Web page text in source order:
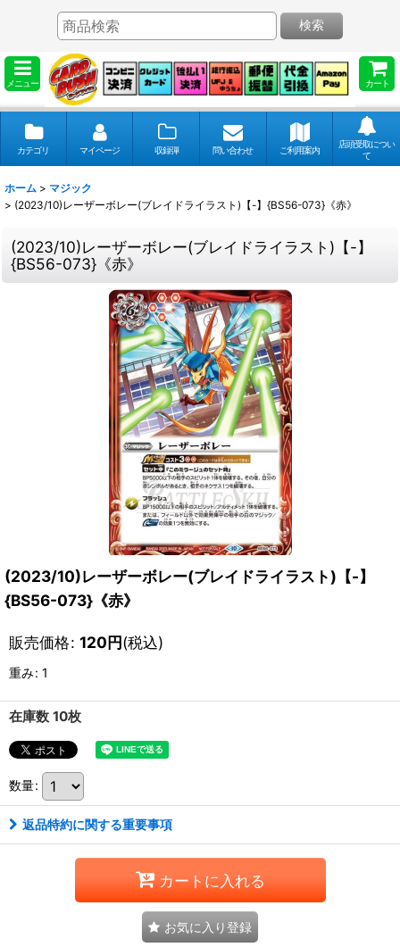
メニュー カート
検索
カテゴリ マイページ 収録弾 問い合わせ ご利用案内
店頭受取につい
て
ホーム > マジック
> (2023/10)レーザーボレー(ブレイドライラスト)【-】{BS56-073}《赤》
(2023/10)レーザーボレー(ブレイドライラスト)【-】
{BS56-073}《赤》
(2023/10)レーザーボレー(ブレイドライラスト)【-】
{BS56-073}《赤》
販売価格: 120円(税込)
重み: 1
在庫数 10枚
数量:
返品特約に関する重要事項
カートに入れる
お気に入り登録